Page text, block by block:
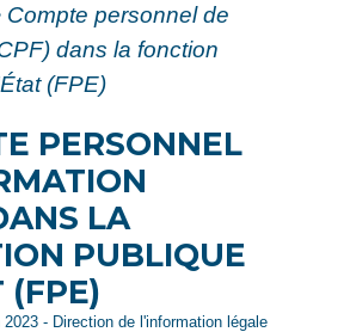
Compte personnel de
dans la fonction
(FPE)
PERSONNEL
LA
PUBLIQUE
(FPE)
- Direction de l'information légale